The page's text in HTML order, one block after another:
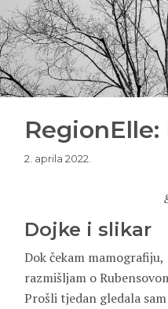
2. aprila 2022.
Dojke i slikar
Dok čekam mamografiju,
razmišljam o
Prošli tjedan gledala